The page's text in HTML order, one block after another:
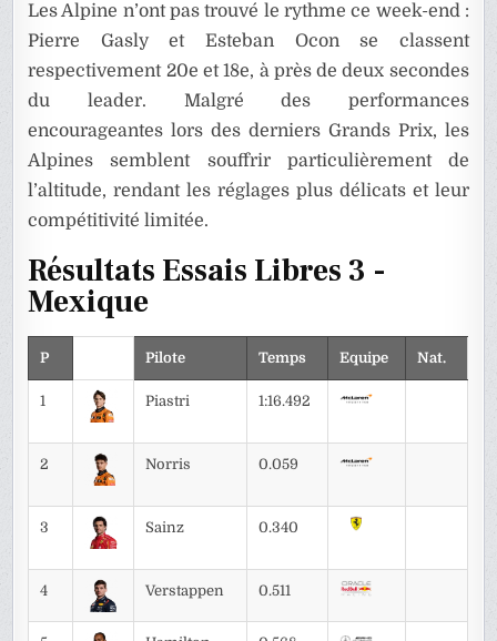
Les Alpine n’ont pas trouvé le rythme ce week-end :
Pierre Gasly et Esteban Ocon se classent
respectivement 20e et 18e, à près de deux secondes
du leader. Malgré des performances
encourageantes lors des derniers Grands Prix, les
Alpines semblent souffrir particulièrement de
l’altitude, rendant les réglages plus délicats et leur
compétitivité limitée.
Résultats Essais Libres 3 -
Mexique
P Pilote Temps Equipe Nat.
1 Piastri 1:16.492
2 Norris 0.059
3 Sainz 0.340
4 Verstappen 0.511